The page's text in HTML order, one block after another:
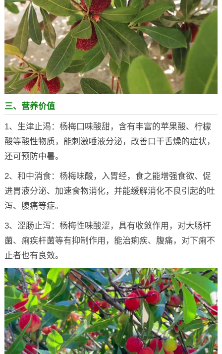
三、营养价值
1、生津止渴：杨梅口味酸甜，含有丰富的苹果酸、柠檬
酸等酸性物质，能刺激唾液分泌，改善口干舌燥的症状，
还可预防中暑。
2、和中消食：杨梅味酸，入胃经，食之能增强食欲、促
进胃液分泌、加速食物消化，并能缓解消化不良引起的吐
泻、腹痛等症。
3、涩肠止泻：杨梅性味酸涩，具有收敛作用，对大肠杆
菌、痢疾杆菌等有抑制作用，能治痢疾、腹痛，对下痢不
止者也有良效。